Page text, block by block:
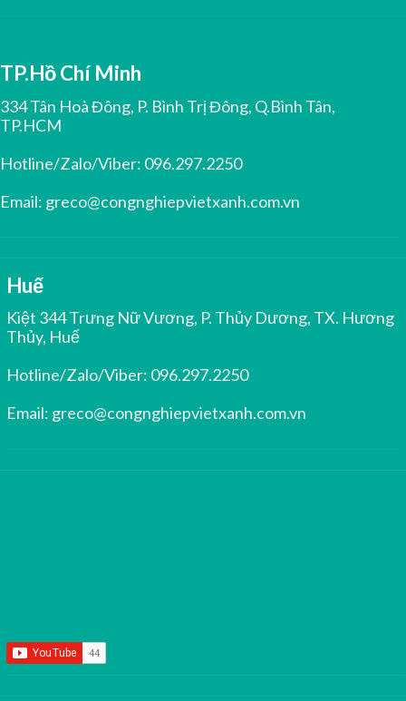
TP.Hồ Chí Minh
334 Tân Hoà Đông, P. Bình Trị Đông, Q.Bình Tân,
TP.HCM
Hotline/Zalo/Viber: 096.297.2250
Email: greco@congnghiepvietxanh.com.vn
Huế
Kiệt 344 Trưng Nữ Vương, P. Thủy Dương, TX. Hương
Thủy, Huế
Hotline/Zalo/Viber: 096.297.2250
Email: greco@congnghiepvietxanh.com.vn